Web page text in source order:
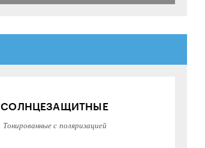
СОЛНЦЕЗАЩИТНЫЕ
Тонированные с поляризацией